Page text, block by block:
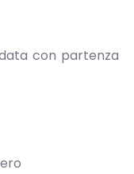
con partenza